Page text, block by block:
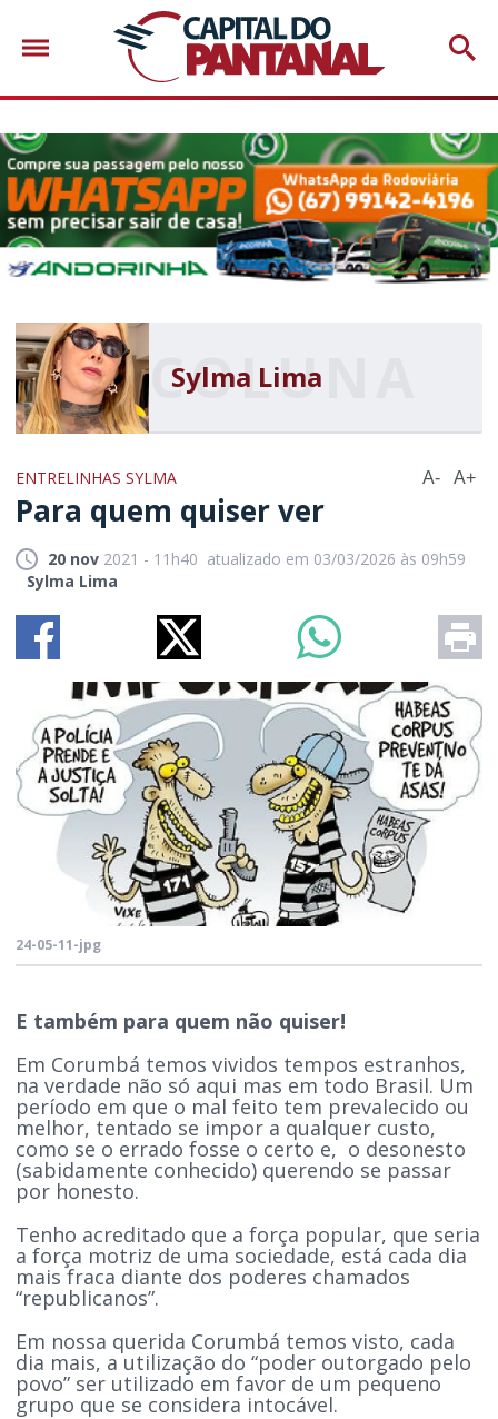
Sylma Lima
ENTRELINHAS SYLMA A- A+
Para quem quiser ver
20 nov 2021 - 11h40 atualizado em 03/03/2026 às 09h59
Sylma Lima
24-05-11-jpg
E também para quem não quiser!
Em Corumbá temos vividos tempos estranhos,
na verdade não só aqui mas em todo Brasil. Um
período em que o mal feito tem prevalecido ou
melhor, tentado se impor a qualquer custo,
como se o errado fosse o certo e, o desonesto
(sabidamente conhecido) querendo se passar
por honesto.
Tenho acreditado que a força popular, que seria
a força motriz de uma sociedade, está cada dia
mais fraca diante dos poderes chamados
“republicanos”.
Em nossa querida Corumbá temos visto, cada
dia mais, a utilização do “poder outorgado pelo
povo” ser utilizado em favor de um pequeno
grupo que se considera intocável.